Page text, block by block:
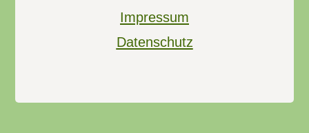
Impressum
Datenschutz